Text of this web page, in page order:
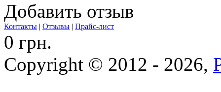
Добавить отзыв
Контакты | Отзывы | Прайс-лист
0 грн.
Copyright © 2012 - 2026,